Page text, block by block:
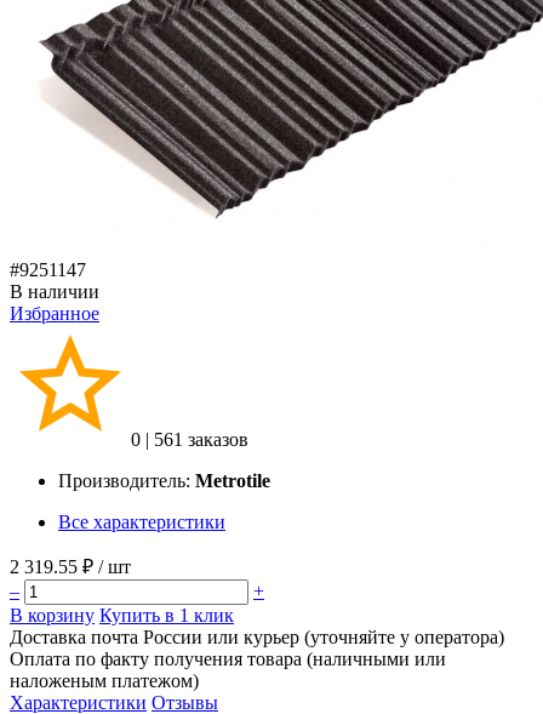
#9251147
В наличии
Избранное
0 | 561 заказов
Производитель: Metrotile
Все характеристики
2 319.55 ₽ / шт
–
+
В корзину Купить в 1 клик
Доставка почта России или курьер (уточняйте у оператора)
Оплата по факту получения товара (наличными или
наложеным платежом)
Характеристики Отзывы